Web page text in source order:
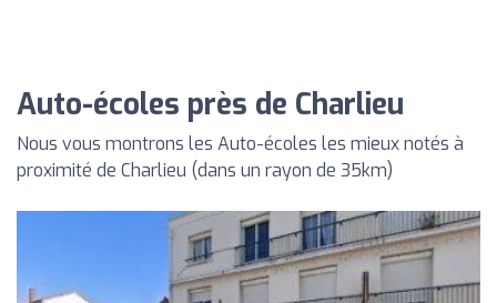
Auto-écoles près de Charlieu
Nous vous montrons les Auto-écoles les mieux notés à
proximité de Charlieu (dans un rayon de 35km)